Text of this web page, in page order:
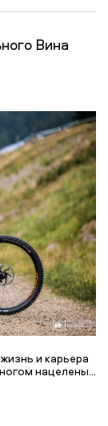
Вина
и карьера
нацелены...